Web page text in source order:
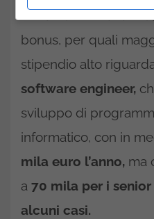
bonus, per quali
stipendio alto
software engineer,
sviluppo di
informatico, con in
mila euro l’anno, ma
a 70 mila per i
alcuni casi.